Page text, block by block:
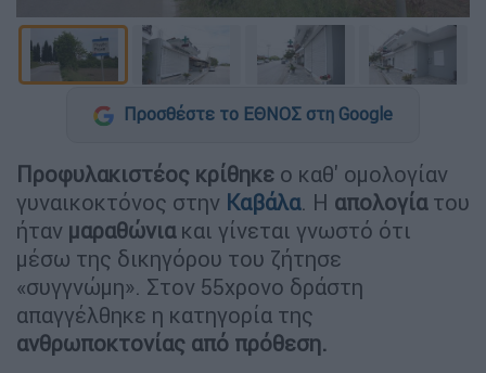
Προσθέστε το ΕΘΝΟΣ στη Google
Προφυλακιστέος κρίθηκε ο καθ' ομολογίαν
γυναικοκτόνος στην Καβάλα. Η απολογίατου
ήταν μαραθώνιακαι γίνεται γνωστό ότι
μέσω της δικηγόρου του ζήτησε
«συγγνώμη». Στον 55χρονο δράστη
απαγγέλθηκε η κατηγορία της
ανθρωποκτονίας από πρόθεση.